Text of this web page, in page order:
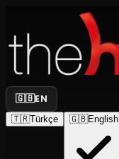
🇬🇧EN
🇹🇷Türkçe 🇬🇧English